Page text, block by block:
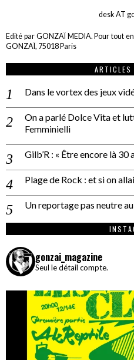
desk AT
Edité par GONZAÏ MEDIA. Pour tout
GONZAÏ, 75018 Paris
ARTICLES
Dans le vortex des jeux
On a parlé Dolce Vita et
Femminielli
Gilb’R : « Être encore là 30
Plage de Rock : et si on
Un reportage pas neutre
gonzai_magazine
Seul le détail compte.